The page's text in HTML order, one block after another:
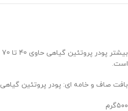
است.
بافت صاف و خامه ای: پودر پروتئین گیاهی Plantein صاف و کرمی بدون طعم خاکی یا بافت شنی سایر پروتئین های گیاهی است. پلانتین طعمی کاملاً شگفت انگیز دارد و هیچ رنگ یا طعمی از منابع مصنوعی ندارد.
۵۰۰گرم